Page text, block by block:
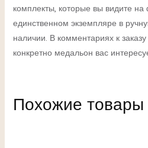
комплекты, которые вы видите
единственном экземпляре в
наличии. В комментариях к
конкретно медальон вас
Похожие товары